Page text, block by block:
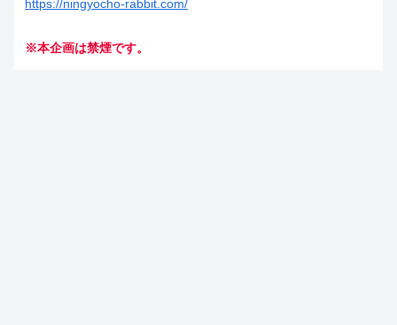
https://ningyocho-rabbit.com/
※本企画は禁煙です。